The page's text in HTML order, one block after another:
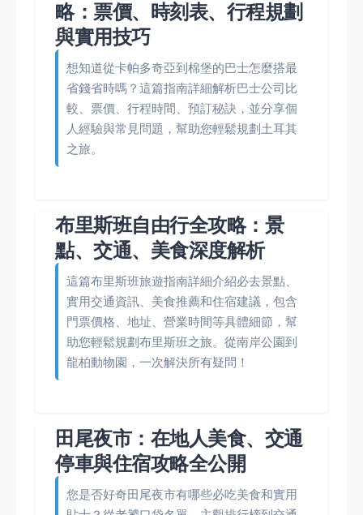
略：票價、時刻表、行程規劃
與實用技巧
想知道從卡帕多奇亞到棉堡的巴士怎麼搭最
省錢省時嗎？這篇指南詳細解析巴士公司比
較、票價、行程時間、預訂秘訣，並分享個
人經驗與常見問題，幫助您輕鬆規劃土耳其
之旅。
布里斯班自由行全攻略：景
點、交通、美食深度解析
這篇布里斯班旅遊指南詳細介紹必去景點、
實用交通資訊、美食推薦和住宿建議，包含
門票價格、地址、營業時間等具體細節，幫
助您輕鬆規劃布里斯班之旅。從南岸公園到
龍柏動物園，一次解決所有疑問！
田尾夜市：在地人美食、交通
停車與住宿攻略全公開
您是否好奇田尾夜市有哪些必吃美食和實用